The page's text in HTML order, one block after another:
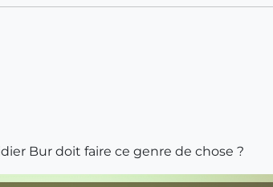
Bur doit faire ce genre de chose ?